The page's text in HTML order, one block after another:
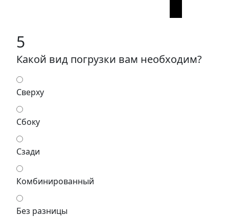
5
Какой вид погрузки вам необходим?
Сверху
Сбоку
Сзади
Комбинированный
Без разницы